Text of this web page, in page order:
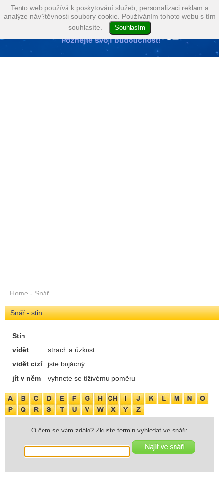
Home - Snář
Snář - stin
Stín
vidět
strach a úzkost
vidět cizí
jste bojácný
jít v něm
vyhnete se tíživému poměru
O čem se vám zdálo? Zkuste termín vyhledat ve snáři:
Tento web používá k poskytování služeb, personalizaci reklam a
analýze náv?těvnosti soubory cookie. Používáním tohoto webu s tím
souhlasíte.